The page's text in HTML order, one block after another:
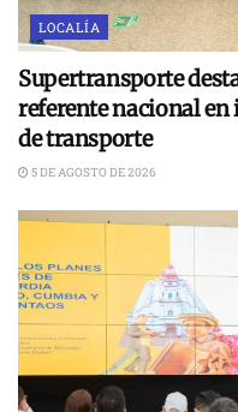
LOCALÍA
Supertransporte
referente nacional
de transporte
5 DE AGOSTO DE 2026